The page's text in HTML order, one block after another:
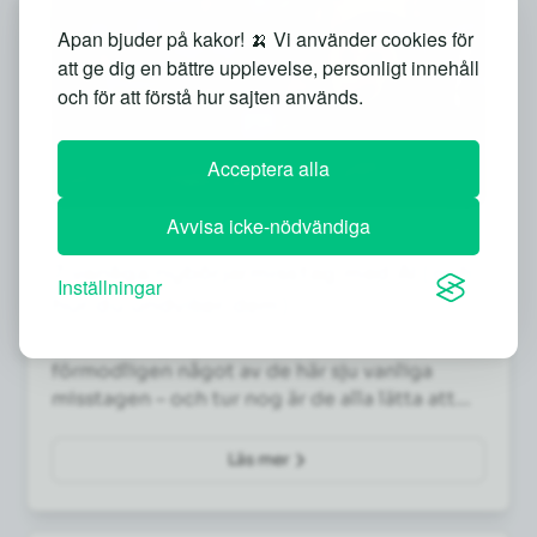
Apan bjuder på kakor! 🍌 Vi använder cookies för
att ge dig en bättre upplevelse, personligt innehåll
och för att förstå hur sajten används.
Acceptera alla
Avvisa icke-nödvändiga
Inställningar
7 vanliga nybörjarmisstag med AI (och
hur du undviker dem)
förmodligen något av de här sju vanliga
misstagen – och tur nog är de alla lätta att
Läs mer